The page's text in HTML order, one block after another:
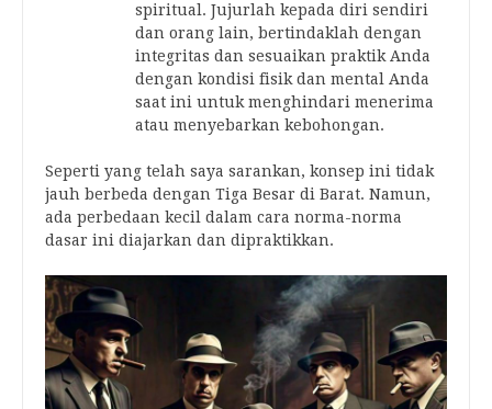
spiritual. Jujurlah kepada diri sendiri
dan orang lain, bertindaklah dengan
integritas dan sesuaikan praktik Anda
dengan kondisi fisik dan mental Anda
saat ini untuk menghindari menerima
atau menyebarkan kebohongan.
Seperti yang telah saya sarankan, konsep ini tidak
jauh berbeda dengan Tiga Besar di Barat. Namun,
ada perbedaan kecil dalam cara norma-norma
dasar ini diajarkan dan dipraktikkan.